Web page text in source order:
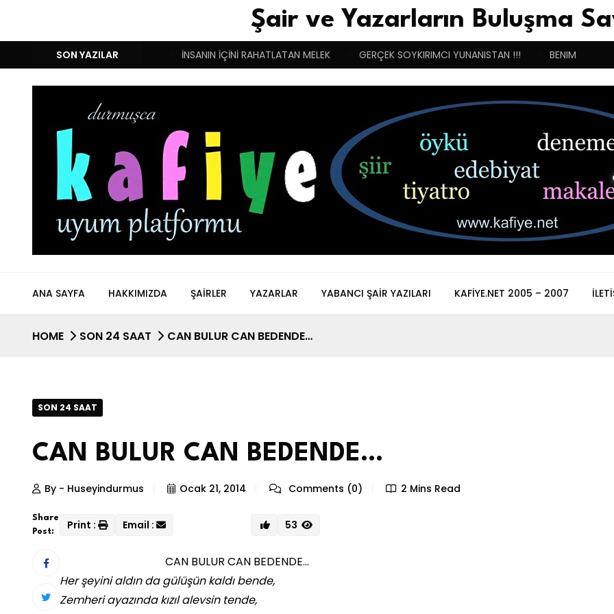
Şair ve Yazarların Buluşma
SON YAZILAR
DUYGULARIN BASARINDIR! İNSANIN İÇİNİ RAHATLATAN MELEK GERÇEK SOYKIRIMCI YUNANISTAN !!! BENIM
ANA SAYFA HAKKIMIZDA ŞAIRLER YAZARLAR YABANCI ŞAIR YAZILARI KAFIYE.NET 2005 – 2007
HOME SON 24 SAAT CAN BULUR CAN BEDENDE…
SON 24 SAAT
CAN BULUR CAN BEDENDE…
By - Huseyindurmus Ocak 21, 2014 Comments (0) 2 Mins Read
Share
Post:
Print : Email : 53
CAN BULUR CAN BEDENDE…
Her şeyini aldın da gülüşün kaldı bende,
Zemheri ayazında kızıl alevsin tende,